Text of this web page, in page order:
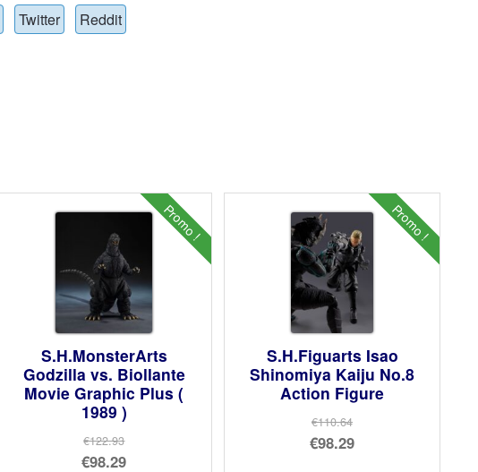
Twitter Reddit
Promo !
S.H.MonsterArts
Godzilla vs. Biollante
Movie Graphic Plus (
1989 )
€122.93
Le
€98.29
Promo !
S.H.Figuarts Isao
Shinomiya Kaiju No.8
Action Figure
€110.64
Le
€98.29